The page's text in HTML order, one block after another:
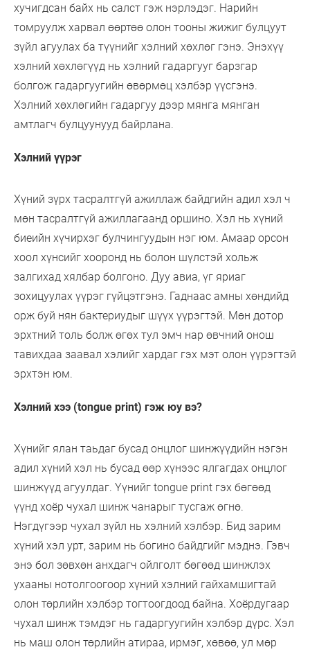
хучигдсан байх нь салст гэж нэрлэдэг. Нарийн
томруулж харвал өөртөө олон тооны жижиг булцуут
зүйл агуулах ба түүнийг хэлний хөхлөг гэнэ. Энэхүү
хэлний хөхлөгүүд нь хэлний гадаргууг барзгар
болгож гадаргуугийн өвөрмөц хэлбэр үүсгэнэ.
Хэлний хөхлөгийн гадаргуу дээр мянга мянган
амтлагч булцуунууд байрлана.
Хэлний үүрэг
Хүний зүрх тасралтгүй ажиллаж байдгийн адил хэл ч
мөн тасралтгүй ажиллагаанд оршино. Хэл нь хүний
биеийн хүчирхэг булчингуудын нэг юм. Амаар орсон
хоол хүнсийг хооронд нь болон шүлстэй хольж
залгихад хялбар болгоно. Дуу авиа, үг яриаг
зохицуулах үүрэг гүйцэтгэнэ. Гаднаас амны хөндийд
орж буй нян бактериудыг шүүх үүрэгтэй. Мөн дотор
эрхтний толь болж өгөх тул эмч нар өвчний онош
тавихдаа заавал хэлийг хардаг гэх мэт олон үүрэгтэй
эрхтэн юм.
Хэлний хээ (tongue print) гэж юу вэ?
Хүнийг ялан таьдаг бусад онцлог шинжүүдийн нэгэн
адил хүний хэл нь бусад өөр хүнээс ялгагдах онцлог
шинжүүд агуулдаг. Үүнийг tongue print гэх бөгөөд
үүнд хоёр чухал шинж чанарыг тусгаж өгнө.
Нэгдүгээр чухал зүйл нь хэлний хэлбэр. Бид зарим
хүний хэл урт, зарим нь богино байдгийг мэднэ. Гэвч
энэ бол зөвхөн анхдагч ойлголт бөгөөд шинжлэх
ухааны нотолгоогоор хүний хэлний гайхамшигтай
олон төрлийн хэлбэр тогтоогдоод байна. Хоёрдугаар
чухал шинж тэмдэг нь гадаргуугийн хэлбэр дүрс. Хэл
нь маш олон төрлийн атираа, ирмэг, хөвөө, ул мөр